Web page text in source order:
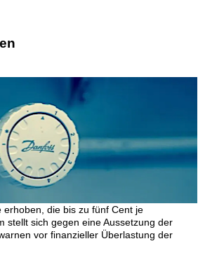
die bis zu fünf Cent je
stellt sich gegen eine Aussetzung der
vor finanzieller Überlastung der